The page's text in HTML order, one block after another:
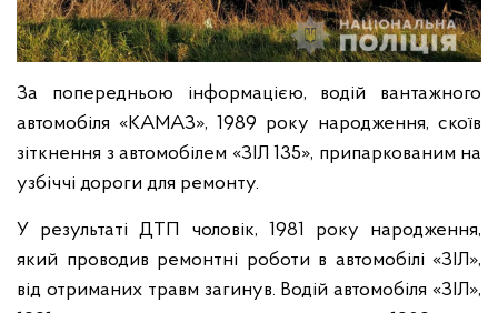
За попередньою інформацією, водій вантажного
автомобіля «КАМАЗ», 1989 року народження, скоїв
зіткнення з автомобілем «ЗІЛ 135», припаркованим на
узбіччі дороги для ремонту.
У результаті ДТП чоловік, 1981 року народження,
який проводив ремонтні роботи в автомобілі «ЗІЛ»,
від отриманих травм загинув. Водій автомобіля «ЗІЛ»,